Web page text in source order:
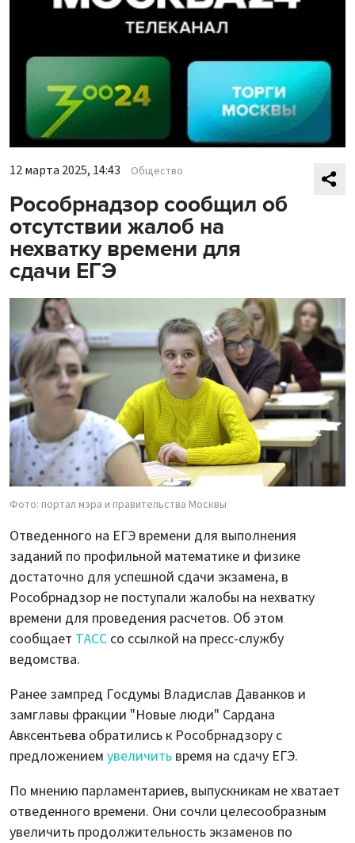
12 марта 2025, 14:43 Общество
Рособрнадзор сообщил об
отсутствии жалоб на
нехватку времени для
сдачи ЕГЭ
Фото: портал мэра и правительства Москвы
Отведенного на ЕГЭ времени для выполнения
заданий по профильной математике и физике
достаточно для успешной сдачи экзамена, в
Рособрнадзор не поступали жалобы на нехватку
времени для проведения расчетов. Об этом
сообщает ТАСС со ссылкой на пресс-службу
ведомства.
Ранее зампред Госдумы Владислав Даванков и
замглавы фракции "Новые люди" Сардана
Авксентьева обратились к Рособрнадзору с
предложением увеличить время на сдачу ЕГЭ.
По мнению парламентариев, выпускникам не хватает
отведенного времени. Они сочли целесообразным
увеличить продолжительность экзаменов по